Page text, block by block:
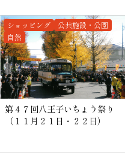
ショッピング
公共施設・公園
自然
第４７回八王子いちょう祭り
（１１月２１日・２２日）